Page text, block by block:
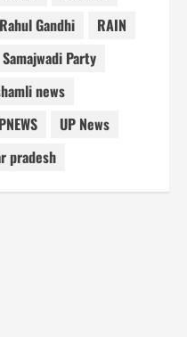
Rahul Gandhi
RAIN
Samajwadi Party
news
UP News
pradesh